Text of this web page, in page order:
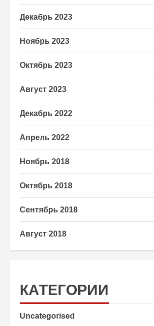
Декабрь 2023
Ноябрь 2023
Октябрь 2023
Август 2023
Декабрь 2022
Апрель 2022
Ноябрь 2018
Октябрь 2018
Сентябрь 2018
Август 2018
КАТЕГОРИИ
Uncategorised